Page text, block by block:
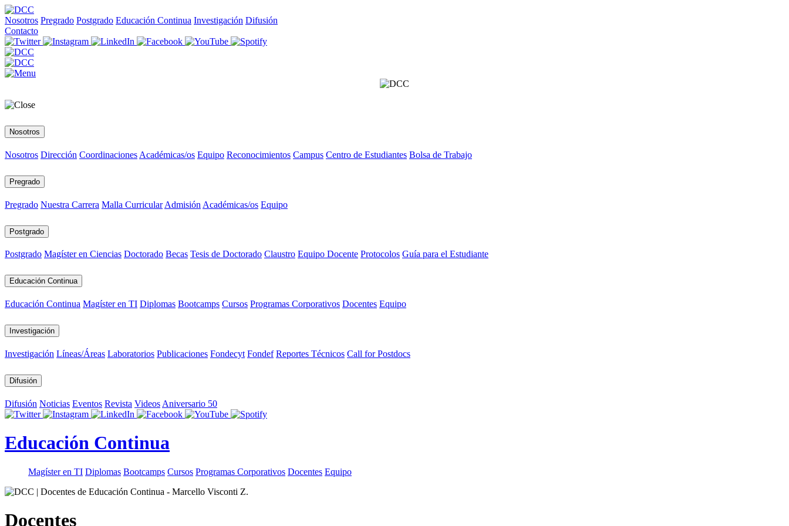
Nosotros Pregrado Postgrado Educación Continua Investigación Difusión
Contacto
Nosotros
Nosotros Dirección Coordinaciones Académicas/os Equipo Reconocimientos Campus Centro de Estudiantes Bolsa de Trabajo
Pregrado
Pregrado Nuestra Carrera Malla Curricular Admisión Académicas/os Equipo
Postgrado
Postgrado Magíster en Ciencias Doctorado Becas Tesis de Doctorado Claustro Equipo Docente Protocolos Guía para el Estudiante
Educación Continua
Educación Continua Magíster en TI Diplomas Bootcamps Cursos Programas Corporativos Docentes Equipo
Investigación
Investigación Líneas/Áreas Laboratorios Publicaciones Fondecyt Fondef Reportes Técnicos Call for Postdocs
Difusión
Difusión Noticias Eventos Revista Videos Aniversario 50
Educación Continua
Magíster en TI Diplomas Bootcamps Cursos Programas Corporativos Docentes Equipo
Docentes